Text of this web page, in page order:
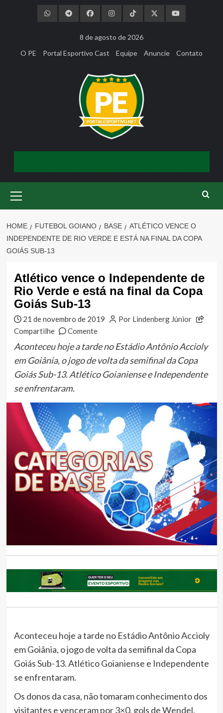
8 de agosto de 2026
O PE
Portal Esportivo Cast Equipe Anuncie Contato
Menu
HOME FUTEBOL GOIANO BASE
ATLÉTICO VENCE O
INDEPENDENTE DE RIO VERDE E ESTÁ NA FINAL DA COPA
GOIÁS SUB-13
Atlético vence o Independente de
Rio Verde e está na final da Copa
Goiás Sub-13
21 de novembro de 2019
Por Lindenberg Júnior
Compartilhe
Comente
Aconteceu hoje a tarde no Estádio Antônio Accioly
em Goiânia, o jogo de volta da semifinal da Copa
Goiás Sub-13. Atlético Goianiense e Independente
se enfrentaram.
Aconteceu hoje a tarde no Estádio Antônio Accioly
em Goiânia, o jogo de volta da semifinal da Copa
Goiás Sub-13. Atlético Goianiense e Independente
se enfrentaram.
Os donos da casa, não tomaram conhecimento dos
visitantes e venceram por 3×0, gols de Wendel,